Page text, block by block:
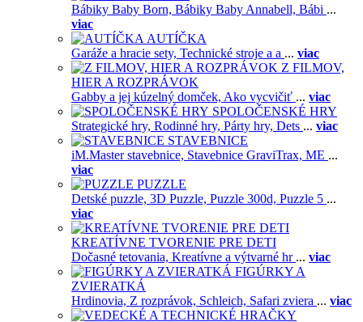
Bábiky Baby Born, Bábiky Baby Annabell, Bábi ...
viac
AUTÍČKA
Garáže a hracie sety, Technické stroje a a ... viac
Z FILMOV,
HIER A ROZPRÁVOK
Gabby a jej kúzelný domček, Ako vycvičiť ... viac
SPOLOČENSKÉ HRY
Strategické hry, Rodinné hry, Párty hry, Dets ... viac
STAVEBNICE
iM.Master stavebnice, Stavebnice GraviTrax, ME ...
viac
PUZZLE
Detské puzzle, 3D Puzzle, Puzzle 300d, Puzzle 5 ...
viac
KREATÍVNE TVORENIE PRE DETI
Dočasné tetovania, Kreatívne a výtvarné hr ... viac
FIGÚRKY A
ZVIERATKÁ
Hrdinovia, Z rozprávok, Schleich, Safari zviera ... viac